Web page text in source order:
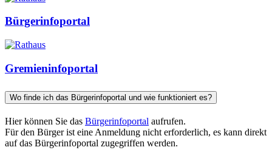
Bürgerinfoportal
Gremieninfoportal
Wo finde ich das Bürgerinfoportal und wie funktioniert es?
Hier können Sie das Bürgerinfoportal aufrufen.
Für den Bürger ist eine Anmeldung nicht erforderlich, es kann direkt
auf das Bürgerinfoportal zugegriffen werden.